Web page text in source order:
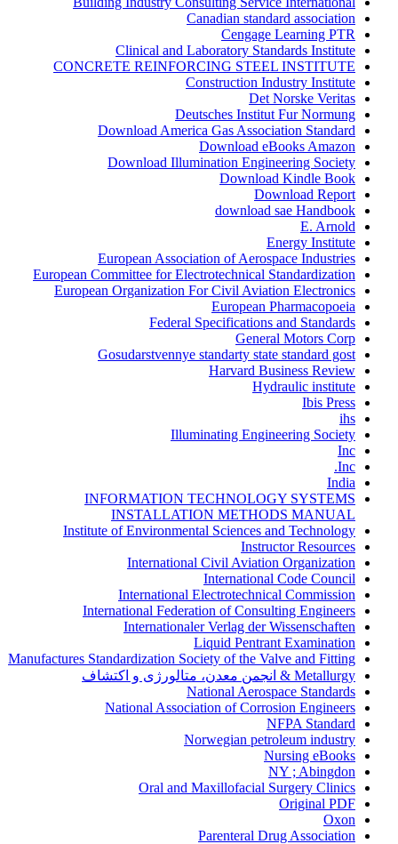
Canadian standard association
Cengage Learning PTR
Clinical and Laboratory Standards Institute
CONCRETE REINFORCING STEEL INSTITUTE
Construction Industry Institute
Det Norske Veritas
Deutsches Institut Fur Normung
Download America Gas Association Standard
Download eBooks Amazon
Download Illumination Engineering Society
Download Kindle Book
Download Report
download sae Handbook
E. Arnold
Energy Institute
European Association of Aerospace Industries
European Committee for Electrotechnical Standardization
European Organization For Civil Aviation Electronics
European Pharmacopoeia
Federal Specifications and Standards
General Motors Corp
Gosudarstvennye standarty state standard gost
Harvard Business Review
Hydraulic institute
Ibis Press
ihs
Illuminating Engineering Society
Inc
Inc.
India
INFORMATION TECHNOLOGY SYSTEMS
INSTALLATION METHODS MANUAL
Institute of Environmental Sciences and Technology
Instructor Resources
International Civil Aviation Organization
International Code Council
International Electrotechnical Commission
International Federation of Consulting Engineers
Internationaler Verlag der Wissenschaften
Liquid Pentrant Examination
Manufactures Standardization Society of the Valve and Fitting
Metallurgy & انجمن معدن، متالورژی و اکتشاف
National Aerospace Standards
National Association of Corrosion Engineers
NFPA Standard
Norwegian petroleum industry
Nursing eBooks
NY ; Abingdon
Oral and Maxillofacial Surgery Clinics
Original PDF
Oxon
Parenteral Drug Association